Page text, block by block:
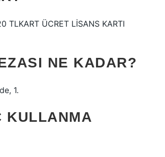
TLKART ÜCRET LİSANS KARTI
NE KADAR?
1.
KULLANMA